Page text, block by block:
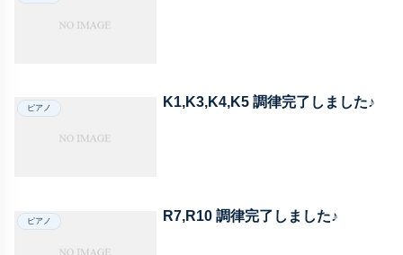
ピアノ K1,K3,K4,K5 調律完了しました♪
ピアノ R7,R10 調律完了しました♪